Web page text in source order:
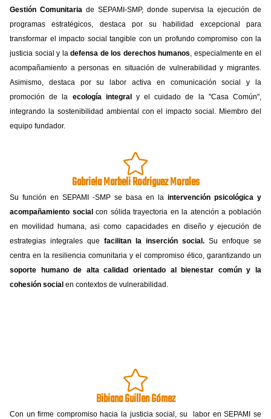
Gestión Comunitaria de SEPAMI-SMP, donde supervisa la ejecución de
programas estratégicos, destaca por su habilidad excepcional para
transformar el impacto social tangible con un profundo compromiso con la
justicia social y ladefensa de los derechos humanos, especialmente en el
acompañamiento a personas en situación de vulnerabilidad y migrantes.
Asimismo, destaca por su labor activa en comunicación social y la
promoción de la ecología integraly el cuidado de la "Casa Común",
integrando la sostenibilidad ambiental con el impacto social. Miembro del
equipo fundador.
Gabriela Marbeli Rodriguez Morales
Su función en SEPAMI -SMP se basa en la intervención psicológica y
acompañamiento socialcon sólida trayectoria en la atención a población
en movilidad humana, asi como capacidades en diseño y ejecución de
estrategias integrales que facilitan la inserción social. Su enfoque se
centra en la resiliencia comunitaria y el compromiso ético, garantizando un
soporte humano de alta calidad orientado al bienestar común y la
cohesión social en contextos de vulnerabilidad.
Bibiana Guillen Gómez
Con un firme compromiso hacia la justicia social, su labor en SEPAMI se